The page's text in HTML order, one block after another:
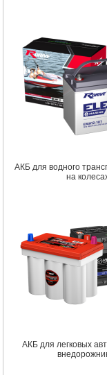
АКБ для водного
на
АКБ для легковых